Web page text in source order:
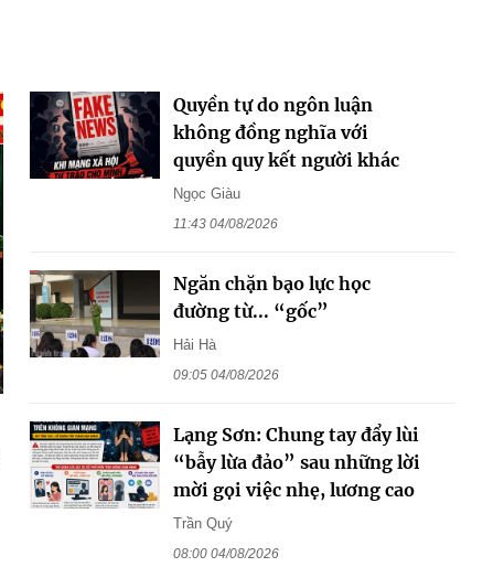
Quyền tự do ngôn luận
không đồng nghĩa với
quyền quy kết người khác
Ngọc Giàu
11:43 04/08/2026
Ngăn chặn bạo lực học
đường từ... “gốc”
Hải Hà
09:05 04/08/2026
Lạng Sơn: Chung tay đẩy lùi
“bẫy lừa đảo” sau những lời
mời gọi việc nhẹ, lương cao
Trần Quý
08:00 04/08/2026